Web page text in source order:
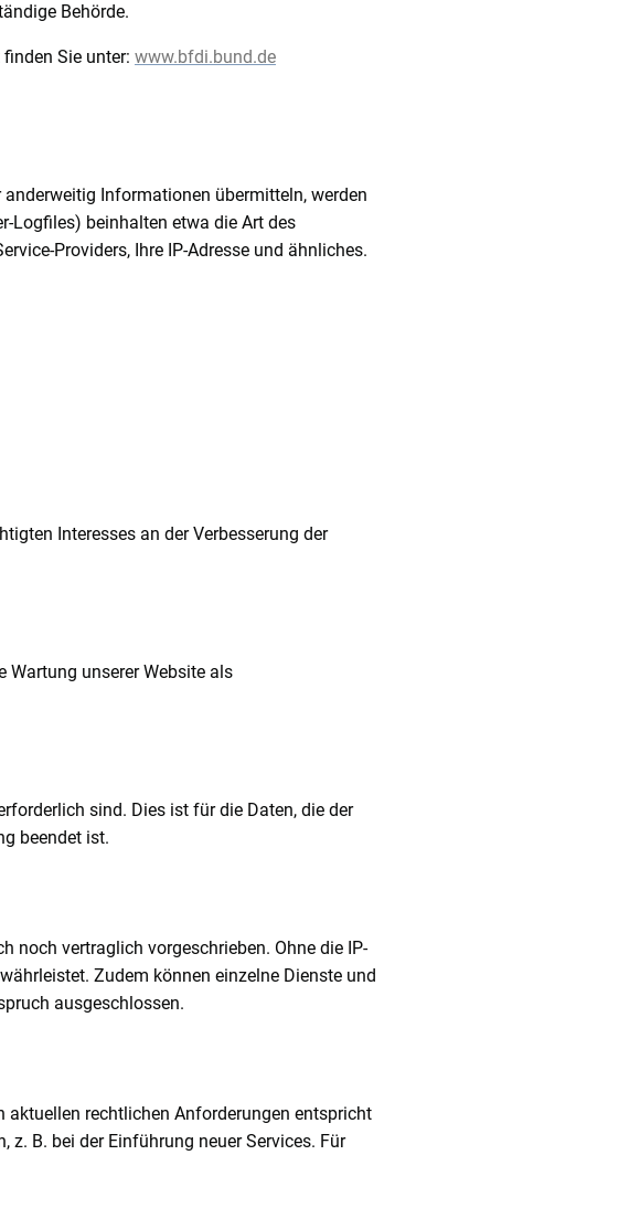
Behörde.
Sie unter: www.bfdi.bund.de
Informationen übermitteln, werden
Logfiles) beinhalten etwa die Art des
Providers, Ihre IP-Adresse und ähnliches.
Interesses an der Verbesserung der
Wartung unserer Website als
sind. Dies ist für die Daten, die der
beendet ist.
noch vertraglich vorgeschrieben. Ohne die IP-
Zudem können einzelne Dienste und
ausgeschlossen.
aktuellen rechtlichen Anforderungen entspricht
B. bei der Einführung neuer Services. Für